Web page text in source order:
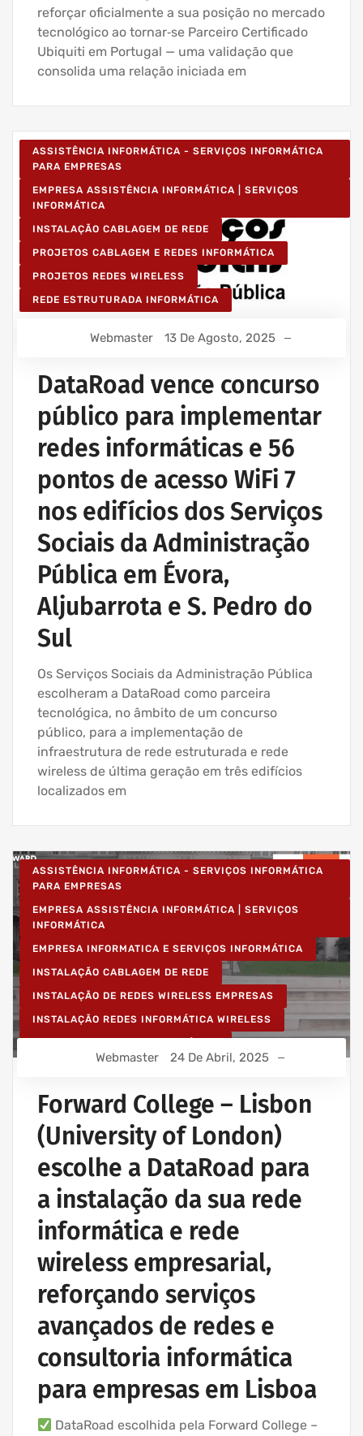
reforçar oficialmente a sua posição no mercado
tecnológico ao tornar‑se Parceiro Certificado
Ubiquiti em Portugal — uma validação que
consolida uma relação iniciada em
ASSISTÊNCIA INFORMÁTICA - SERVIÇOS INFORMÁTICA
PARA EMPRESAS
EMPRESA ASSISTÊNCIA INFORMÁTICA | SERVIÇOS
INFORMÁTICA
INSTALAÇÃO CABLAGEM DE REDE
PROJETOS CABLAGEM E REDES INFORMÁTICA
PROJETOS REDES WIRELESS
REDE ESTRUTURADA INFORMÁTICA
Webmaster 13 De Agosto, 2025
DataRoad vence concurso
público para implementar
redes informáticas e 56
pontos de acesso WiFi 7
nos edifícios dos Serviços
Sociais da Administração
Pública em Évora,
Aljubarrota e S. Pedro do
Sul
Os Serviços Sociais da Administração Pública
escolheram a DataRoad como parceira
tecnológica, no âmbito de um concurso
público, para a implementação de
infraestrutura de rede estruturada e rede
wireless de última geração em três edifícios
localizados em
ASSISTÊNCIA INFORMÁTICA - SERVIÇOS INFORMÁTICA
PARA EMPRESAS
EMPRESA ASSISTÊNCIA INFORMÁTICA | SERVIÇOS
INFORMÁTICA
EMPRESA INFORMATICA E SERVIÇOS INFORMÁTICA
INSTALAÇÃO CABLAGEM DE REDE
INSTALAÇÃO DE REDES WIRELESS EMPRESAS
INSTALAÇÃO REDES INFORMÁTICA WIRELESS
Webmaster 24 De Abril, 2025
Forward College – Lisbon
(University of London)
escolhe a DataRoad para
a instalação da sua rede
informática e rede
wireless empresarial,
reforçando serviços
avançados de redes e
consultoria informática
para empresas em Lisboa
DataRoad escolhida pela Forward College –